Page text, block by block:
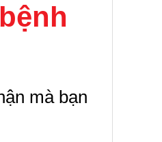
mà bạn